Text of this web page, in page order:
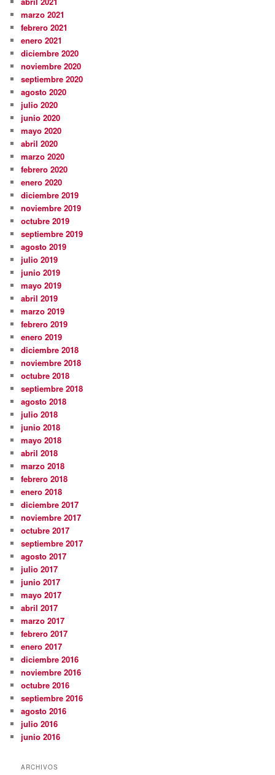
marzo 2021
febrero 2021
enero 2021
diciembre 2020
noviembre 2020
septiembre 2020
agosto 2020
julio 2020
junio 2020
mayo 2020
abril 2020
marzo 2020
febrero 2020
enero 2020
diciembre 2019
noviembre 2019
octubre 2019
septiembre 2019
agosto 2019
julio 2019
junio 2019
mayo 2019
abril 2019
marzo 2019
febrero 2019
enero 2019
diciembre 2018
noviembre 2018
octubre 2018
septiembre 2018
agosto 2018
julio 2018
junio 2018
mayo 2018
abril 2018
marzo 2018
febrero 2018
enero 2018
diciembre 2017
noviembre 2017
octubre 2017
septiembre 2017
agosto 2017
julio 2017
junio 2017
mayo 2017
abril 2017
marzo 2017
febrero 2017
enero 2017
diciembre 2016
noviembre 2016
octubre 2016
septiembre 2016
agosto 2016
julio 2016
junio 2016
ARCHIVOS